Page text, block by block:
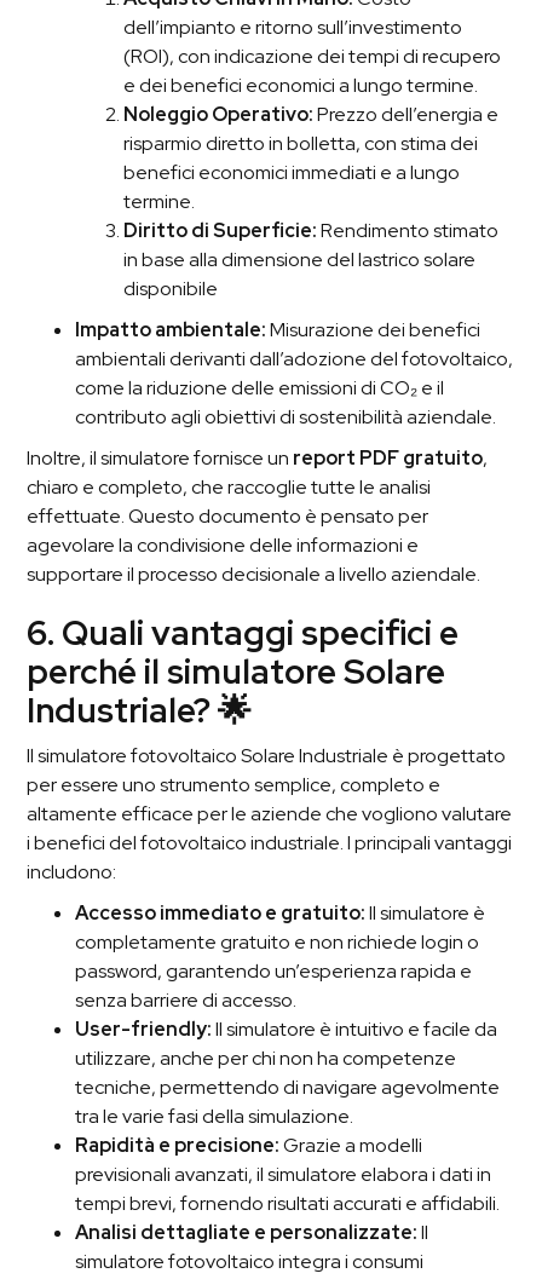
dell’impianto e ritorno sull’investimento
(ROI), con indicazione dei tempi di recupero
e dei benefici economici a lungo termine.
Noleggio Operativo:Prezzo dell’energia e
risparmio diretto in bolletta, con stima dei
benefici economici immediati e a lungo
termine.
Diritto di Superficie:Rendimento stimato
in base alla dimensione del lastrico solare
disponibile
Impatto ambientale:Misurazione dei benefici
ambientali derivanti dall’adozione del fotovoltaico,
come la riduzione delle emissioni di CO₂ e il
contributo agli obiettivi di sostenibilità aziendale.
Inoltre, il simulatore fornisce un report PDF gratuito,
chiaro e completo, che raccoglie tutte le analisi
effettuate. Questo documento è pensato per
agevolare la condivisione delle informazioni e
supportare il processo decisionale a livello aziendale.
6. Quali vantaggi specifici e
perché il simulatore Solare
Industriale? 🌟
Il simulatore fotovoltaico Solare Industriale è progettato
per essere uno strumento semplice, completo e
altamente efficace per le aziende che vogliono valutare
i benefici del fotovoltaico industriale. I principali vantaggi
includono:
Accesso immediato e gratuito:Il simulatore è
completamente gratuito e non richiede login o
password, garantendo un’esperienza rapida e
senza barriere di accesso.
User-friendly:Il simulatore è intuitivo e facile da
utilizzare, anche per chi non ha competenze
tecniche, permettendo di navigare agevolmente
tra le varie fasi della simulazione.
Rapidità e precisione:Grazie a modelli
previsionali avanzati, il simulatore elabora i dati in
tempi brevi, fornendo risultati accurati e affidabili.
Analisi dettagliate e personalizzate:Il
simulatore fotovoltaico integra i consumi